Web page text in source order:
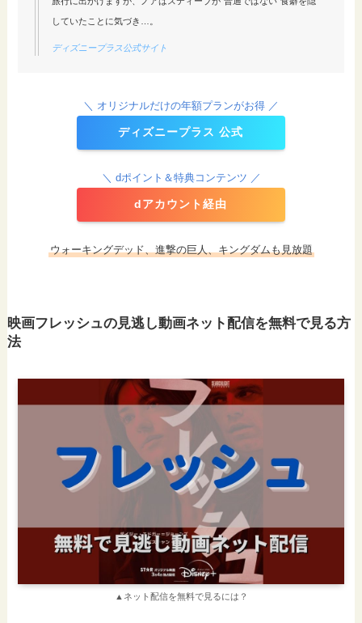
していたことに気づき…。
ディズニープラス公式サイト
＼ オリジナルだけの年額プランがお得 ／
ディズニープラス 公式
＼ dポイント＆特典コンテンツ ／
dアカウント経由
ウォーキングデッド、進撃の巨人、キングダムも見放題
映画フレッシュの見逃し動画ネット配信を無料で見る方
法
▲ネット配信を無料で見るには？